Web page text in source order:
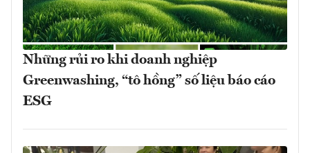
Những rủi ro khi doanh nghiệp
Greenwashing, “tô hồng” số liệu báo cáo
ESG